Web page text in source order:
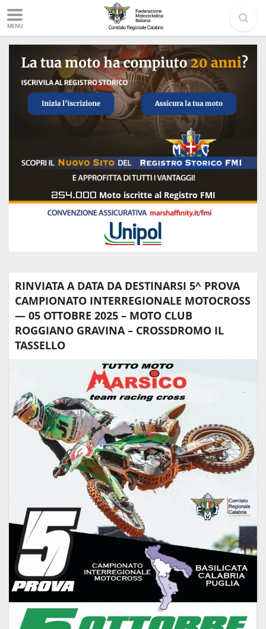
MENU
254.000 Moto iscritte al Registro FMI
RINVIATA A DATA DA DESTINARSI 5^ PROVA
CAMPIONATO INTERREGIONALE MOTOCROSS
— 05 OTTOBRE 2025 – MOTO CLUB
ROGGIANO GRAVINA – CROSSDROMO IL
TASSELLO